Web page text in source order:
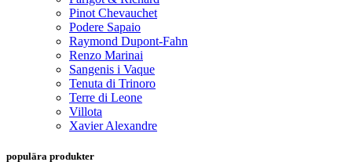
Pinot Chevauchet
Podere Sapaio
Raymond Dupont-Fahn
Renzo Marinai
Sangenis i Vaque
Tenuta di Trinoro
Terre di Leone
Villota
Xavier Alexandre
populära produkter